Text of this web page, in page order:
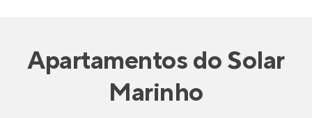
ApartamentosdoSolar
Marinho